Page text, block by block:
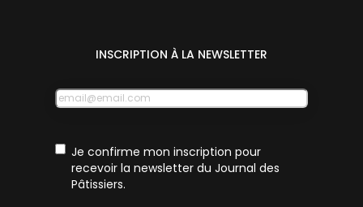
INSCRIPTION À LA NEWSLETTER
E-
mail
RGPDJe confirme mon inscription pour
recevoir la newsletter du Journal des
Pâtissiers.